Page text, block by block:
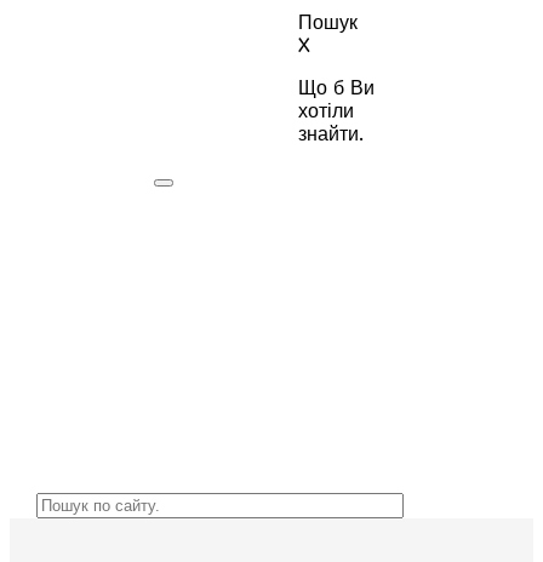
Пошук
X
Що б Ви
хотіли
знайти.